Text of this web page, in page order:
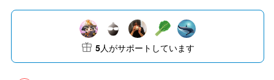
5人がサポートしています